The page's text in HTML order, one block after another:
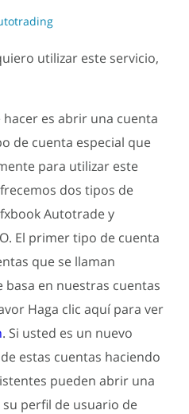
utilizar este servicio,
es abrir una cuenta
de cuenta especial que
para utilizar este
dos tipos de
Autotrade y
El primer tipo de cuenta
que se llaman
basa en nuestras cuentas
Haga clic aquí para ver
. Si usted es un nuevo
estas cuentas haciendo
pueden abrir una
perfil de usuario de